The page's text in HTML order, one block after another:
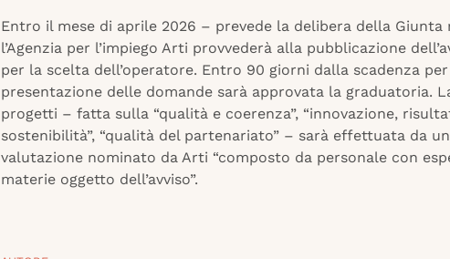
Entro il mese di aprile 2026 – prevede la delibera della Giunta
l’Agenzia per l’impiego Arti provvederà alla pubblicazione
per la scelta dell’operatore. Entro 90 giorni dalla scadenza
presentazione delle domande sarà approvata la graduatoria.
progetti – fatta sulla “qualità e coerenza”, “innovazione,
sostenibilità”, “qualità del partenariato” – sarà effettuata da
valutazione nominato da Arti “composto da personale con
materie oggetto dell’avviso”.